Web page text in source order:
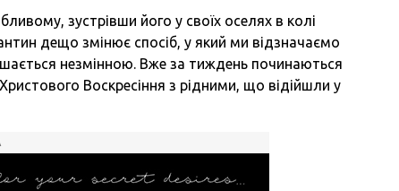
зустрівши його у своїх оселях в колі
дещо змінює спосіб, у який ми відзначаємо
незмінною. Вже за тиждень починаються
Воскресіння з рідними, що відійшли у